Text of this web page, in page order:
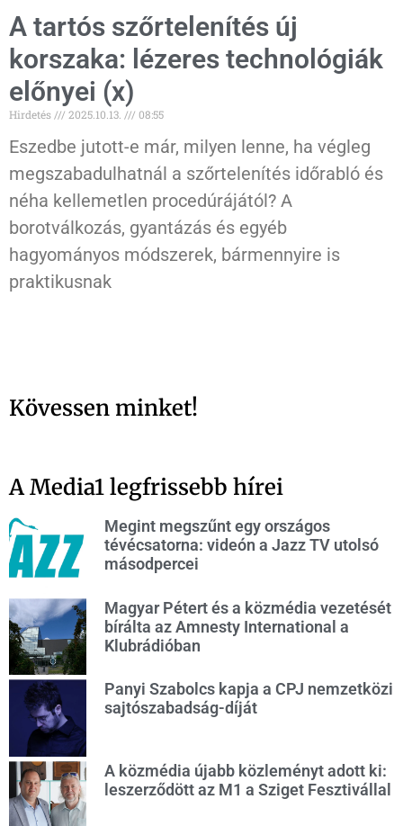
A tartós szőrtelenítés új
korszaka: lézeres technológiák
előnyei (x)
Hirdetés 2025.10.13. 08:55
Eszedbe jutott-e már, milyen lenne, ha végleg
megszabadulhatnál a szőrtelenítés időrabló és
néha kellemetlen procedúrájától? A
borotválkozás, gyantázás és egyéb
hagyományos módszerek, bármennyire is
praktikusnak
Kövessen minket!
A Media1 legfrissebb hírei
Megint megszűnt egy országos
tévécsatorna: videón a Jazz TV utolsó
másodpercei
Magyar Pétert és a közmédia vezetését
bírálta az Amnesty International a
Klubrádióban
Panyi Szabolcs kapja a CPJ nemzetközi
sajtószabadság-díját
A közmédia újabb közleményt adott ki:
leszerződött az M1 a Sziget Fesztivállal